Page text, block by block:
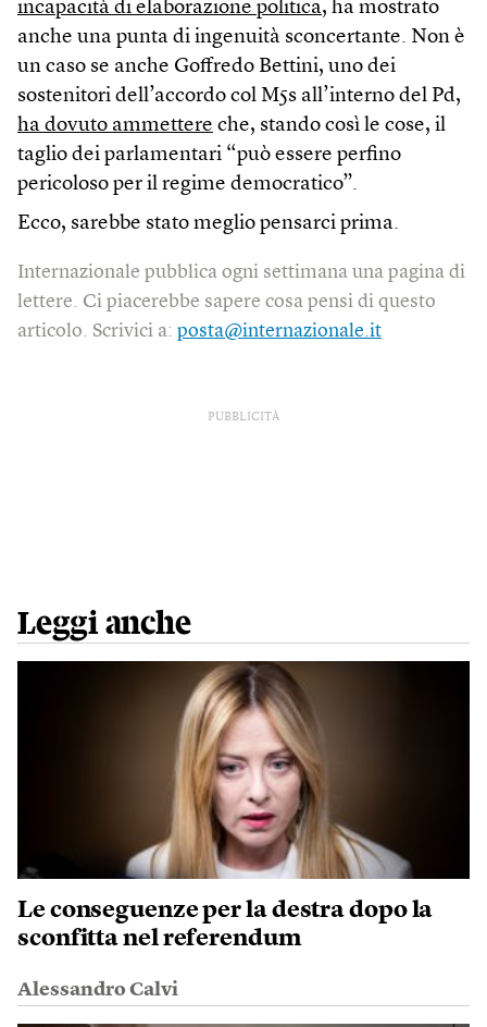
incapacità di elaborazione politica, ha mostrato
anche una punta di ingenuità sconcertante. Non è
un caso se anche Goffredo Bettini, uno dei
sostenitori dell’accordo col M5s all’interno del Pd,
ha dovuto ammettere che, stando così le cose, il
taglio dei parlamentari “può essere perfino
pericoloso per il regime democratico”.
Ecco, sarebbe stato meglio pensarci prima.
Internazionale pubblica ogni settimana una pagina di
lettere. Ci piacerebbe sapere cosa pensi di questo
articolo. Scrivici a: posta@internazionale.it
PUBBLICITÀ
Leggi anche
Le conseguenze per la destra dopo la
sconfitta nel referendum
Alessandro Calvi